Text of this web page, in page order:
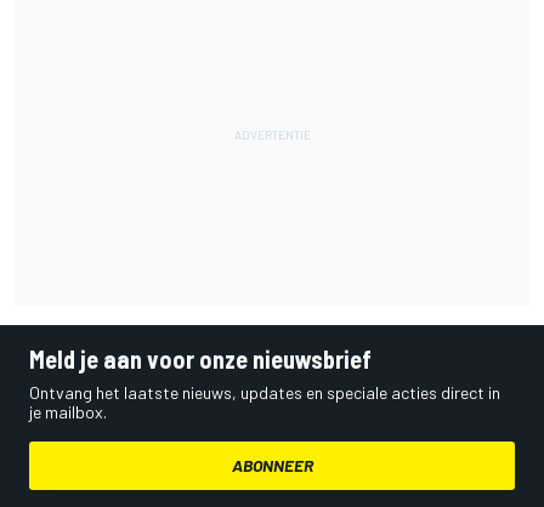
Meld je aan voor onze nieuwsbrief
Ontvang het laatste nieuws, updates en speciale acties direct in
je mailbox.
ABONNEER